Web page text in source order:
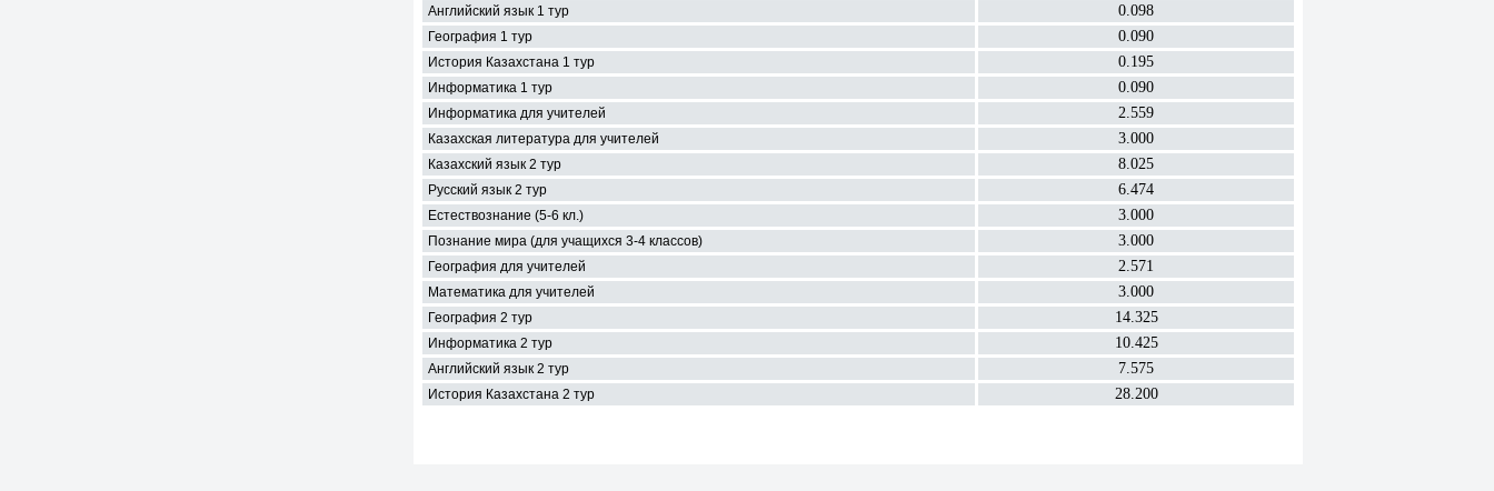
Английский язык 1 тур 0.098
География 1 тур 0.090
История Казахстана 1 тур 0.195
Информатика 1 тур 0.090
Информатика для учителей 2.559
Казахская литература для учителей 3.000
Казахский язык 2 тур 8.025
Русский язык 2 тур 6.474
Естествознание (5-6 кл.) 3.000
Познание мира (для учащихся 3-4 классов) 3.000
География для учителей 2.571
Математика для учителей 3.000
География 2 тур 14.325
Информатика 2 тур 10.425
Английский язык 2 тур 7.575
История Казахстана 2 тур 28.200